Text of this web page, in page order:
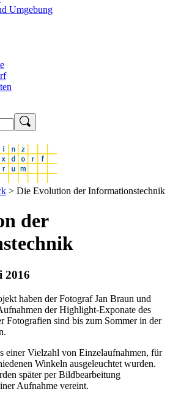
Umgebung
> Die Evolution der Informationstechnik
der
2016
haben der Fotograf Jan Braun und
der Highlight-Exponate des
Fotografien sind bis zum Sommer in der
einer Vielzahl von Einzelaufnahmen, für
Winkeln ausgeleuchtet wurden.
später per Bildbearbeitung
Aufnahme vereint.